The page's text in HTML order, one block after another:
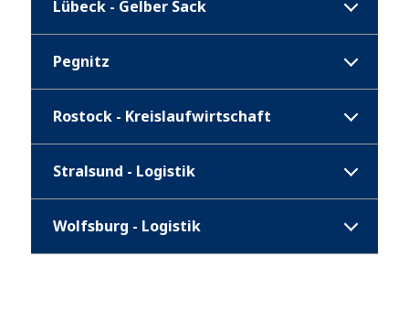
Lübeck - Gelber Sack
Pegnitz
Rostock - Kreislaufwirtschaft
Stralsund - Logistik
Wolfsburg - Logistik